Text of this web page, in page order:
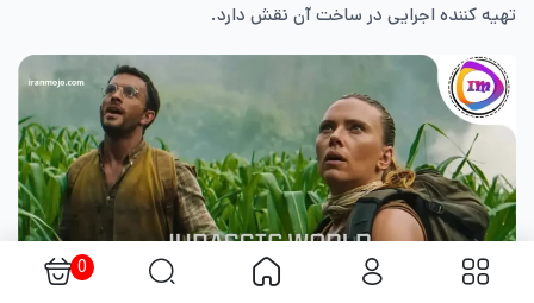
تهیه ‌کننده اجرایی در ساخت آن نقش دارد.
0